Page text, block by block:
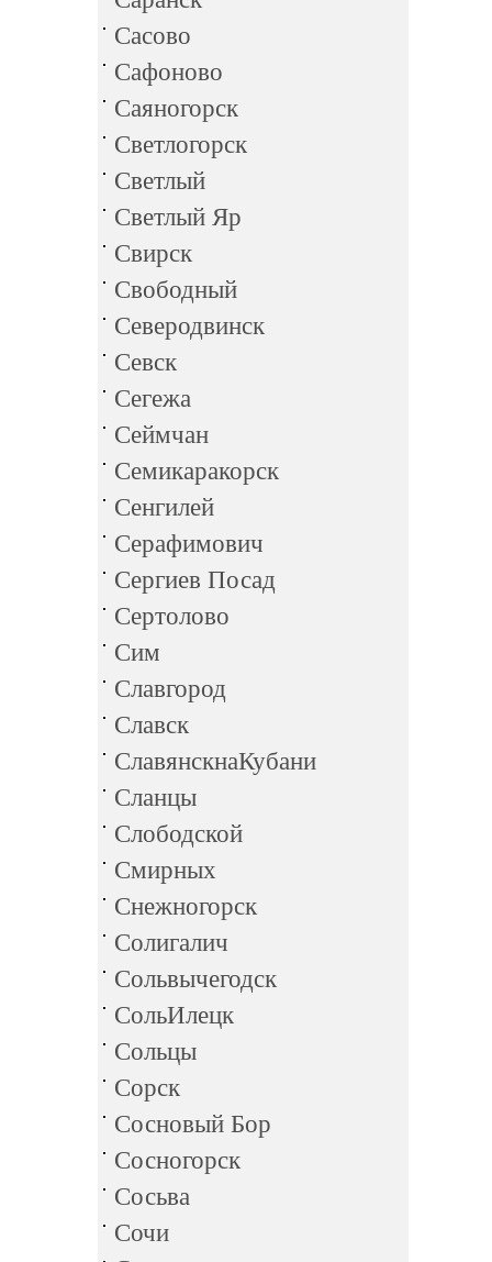
Сасово
Сафоново
Саяногорск
Светлогорск
Светлый
Светлый Яр
Свирск
Свободный
Северодвинск
Севск
Сегежа
Сеймчан
Семикаракорск
Сенгилей
Серафимович
Сергиев Посад
Сертолово
Сим
Славгород
Славск
СлавянскнаКубани
Сланцы
Слободской
Смирных
Снежногорск
Солигалич
Сольвычегодск
СольИлецк
Сольцы
Сорск
Сосновый Бор
Сосногорск
Сосьва
Сочи